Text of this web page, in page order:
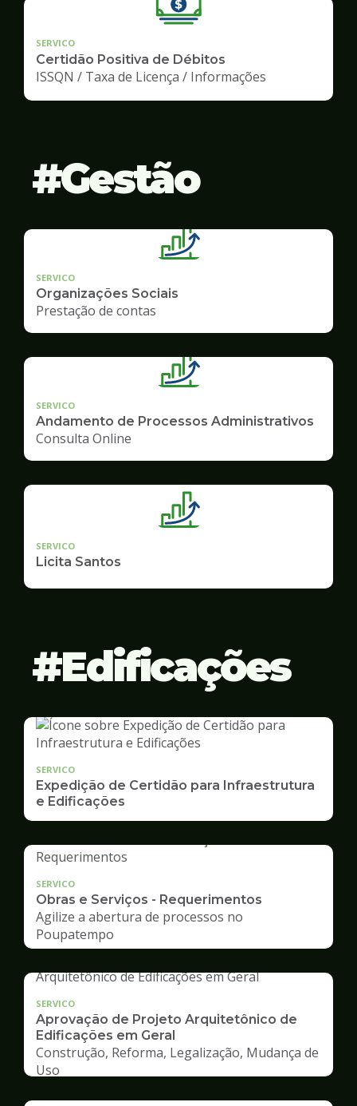
SERVICO
Certidão Positiva de Débitos
ISSQN / Taxa de Licença / Informações
Gestão
SERVICO
Organizações Sociais
Prestação de contas
SERVICO
Andamento de Processos Administrativos
Consulta Online
SERVICO
Licita Santos
Edificações
SERVICO
Expedição de Certidão para Infraestrutura
e Edificações
SERVICO
Obras e Serviços - Requerimentos
Agilize a abertura de processos no
Poupatempo
SERVICO
Aprovação de Projeto Arquitetônico de
Edificações em Geral
Construção, Reforma, Legalização, Mudança de
Uso